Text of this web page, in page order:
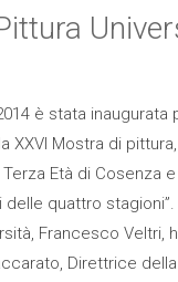
è stata inaugurata
XXVI Mostra di
Terza Età di Cosenza
quattro stagioni”.
Francesco Veltri,
Direttrice